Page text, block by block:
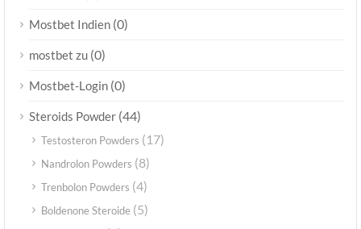
Mostbet Indien (0)
mostbet zu (0)
Mostbet-Login (0)
Steroids Powder (44)
Testosteron Powders (17)
Nandrolon Powders (8)
Trenbolon Powders (4)
Boldenone Steroide (5)